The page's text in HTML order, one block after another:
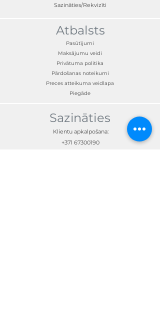
Sazināties/Rekvizīti
Atbalsts
Pasūtījumi
Maksājumu veidi
Privātuma politika
Pārdošanas noteikumi
Preces atteikuma veidlapa
Piegāde
Sazināties
Klientu apkalpošana:
+371 67300190